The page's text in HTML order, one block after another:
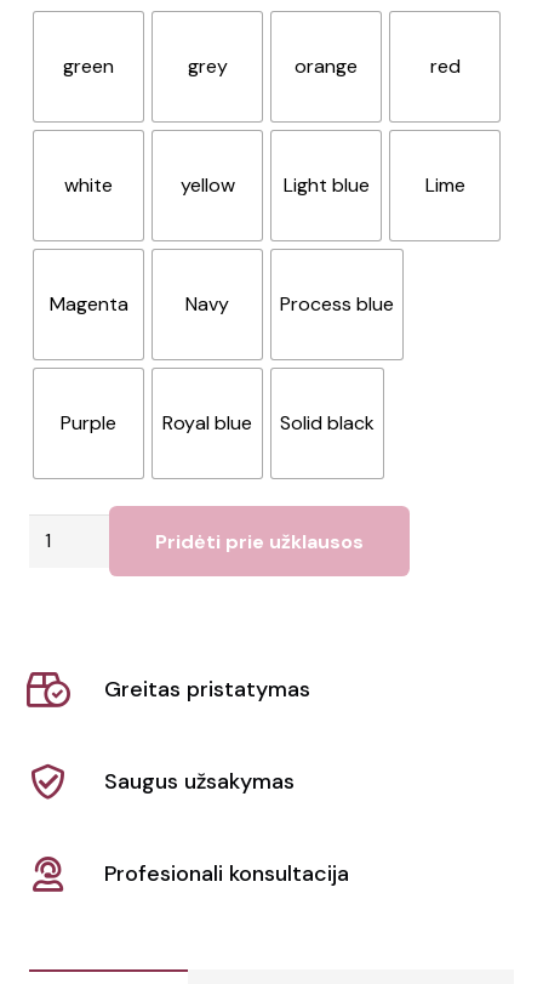
green grey orange red
white yellow Light blue Lime
Magenta Navy Process blue
Purple Royal blue Solid black
produkto
5L
Pridėti prie užklausos
Greitas pristatymas
Saugus užsakymas
Profesionali konsultacija